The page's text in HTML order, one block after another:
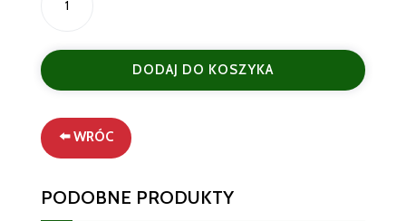
Crodino
Koktajl
bezalkoholowy
Aperitify
bezalkoholowe
8x100
ml
DODAJ DO KOSZYKA
⬅️ WRÓC
PODOBNE PRODUKTY